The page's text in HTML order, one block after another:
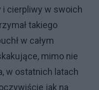
cierpliwy w swoich
takiego
w całym
mimo nie
w ostatnich latach
jak na